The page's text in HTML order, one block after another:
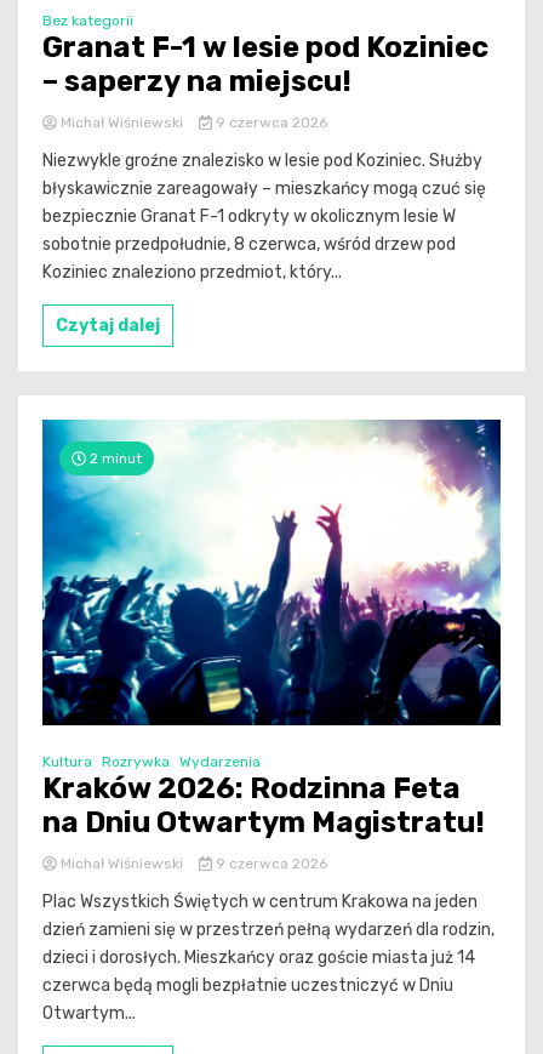
Bez kategorii
Granat F-1 w lesie pod Koziniec
– saperzy na miejscu!
Michał Wiśniewski 9 czerwca 2026
Niezwykle groźne znalezisko w lesie pod Koziniec. Służby
błyskawicznie zareagowały – mieszkańcy mogą czuć się
bezpiecznie Granat F-1 odkryty w okolicznym lesie W
sobotnie przedpołudnie, 8 czerwca, wśród drzew pod
Koziniec znaleziono przedmiot, który...
Czytaj dalej
2 minut
Kultura Rozrywka Wydarzenia
Kraków 2026: Rodzinna Feta
na Dniu Otwartym Magistratu!
Michał Wiśniewski 9 czerwca 2026
Plac Wszystkich Świętych w centrum Krakowa na jeden
dzień zamieni się w przestrzeń pełną wydarzeń dla rodzin,
dzieci i dorosłych. Mieszkańcy oraz goście miasta już 14
czerwca będą mogli bezpłatnie uczestniczyć w Dniu
Otwartym...